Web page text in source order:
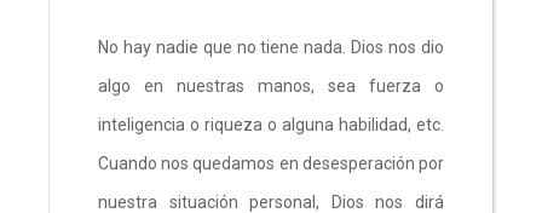
No hay nadie que no tiene nada. Dios nos dio
algo en nuestras manos, sea fuerza o
inteligencia o riqueza o alguna habilidad, etc.
Cuando nos quedamos en desesperación por
nuestra situación personal, Dios nos dirá